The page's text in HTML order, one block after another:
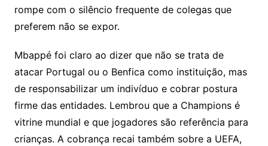
rompe com o silêncio frequente de colegas que
preferem não se expor.
Mbappé foi claro ao dizer que não se trata de
atacar Portugal ou o Benfica como instituição, mas
de responsabilizar um indivíduo e cobrar postura
firme das entidades. Lembrou que a Champions é
vitrine mundial e que jogadores são referência para
crianças. A cobrança recai também sobre a UEFA,